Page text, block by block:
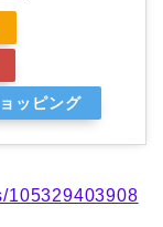
ッピング
105329403908